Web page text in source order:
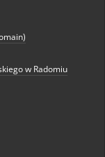
w Radomiu